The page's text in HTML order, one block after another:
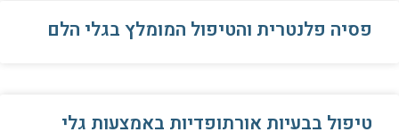
פסיה פלנטרית והטיפול המומלץ בגלי הלם
טיפול בבעיות אורתופדיות באמצעות גלי